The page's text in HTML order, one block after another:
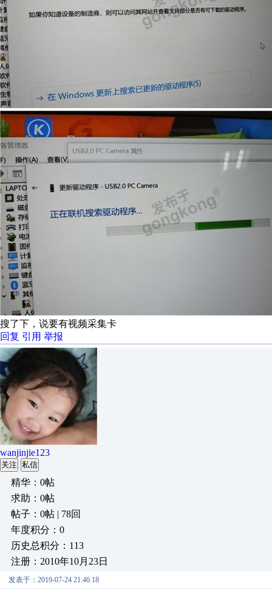
搜了下，说要有视频采集卡
回复 引用 举报
wanjinjie123
关注 私信
精华：0帖
求助：0帖
帖子：0帖 | 78回
年度积分：0
历史总积分：113
注册：2010年10月23日
发表于：2019-07-24 21:46:18